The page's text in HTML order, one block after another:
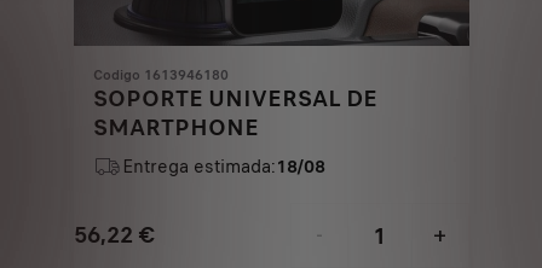
Codigo 1613946180
SOPORTE UNIVERSAL DE
SMARTPHONE
Entrega estimada:18/08
56,22 € -
+